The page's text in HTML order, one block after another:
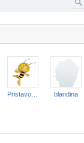
blandina